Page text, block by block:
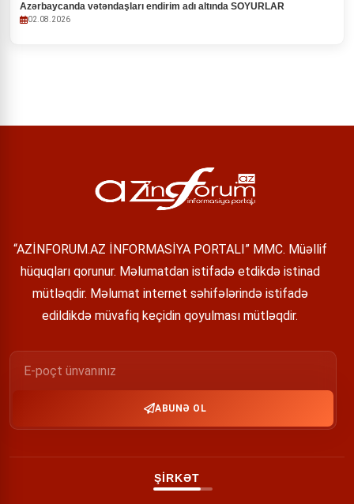
Azərbaycanda vətəndaşları endirim adı altında SOYURLAR
02.08.2026
“AZİNFORUM.AZ İNFORMASİYA PORTALI” MMC. Müəllif
hüquqları qorunur. Məlumatdan istifadə etdikdə istinad
mütləqdir. Məlumat internet səhifələrində istifadə
edildikdə müvafiq keçidin qoyulması mütləqdir.
ABUNƏ OL
ŞİRKƏT